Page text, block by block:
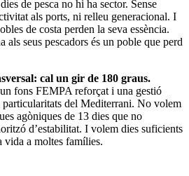
de pesca no hi ha sector. Sense
als ports, ni relleu generacional. I
de costa perden la seva essència.
als seus pescadors és un poble que perd
cal un gir de 180 graus.
fons FEMPA reforçat i una gestió
particularitats del Mediterrani. No volem
agòniques de 13 dies que no
d’estabilitat. I volem dies suficients
vida a moltes famílies.